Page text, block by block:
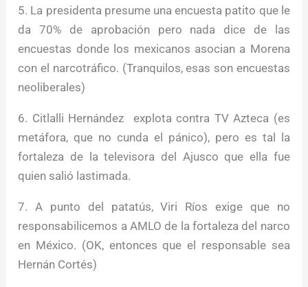
5. La presidenta presume una encuesta patito que le
da 70% de aprobación pero nada dice de las
encuestas donde los mexicanos asocian a Morena
con el narcotráfico. (Tranquilos, esas son encuestas
neoliberales)
6. Citlalli Hernández explota contra TV Azteca (es
metáfora, que no cunda el pánico), pero es tal la
fortaleza de la televisora del Ajusco que ella fue
quien salió lastimada.
7. A punto del patatús, Viri Ríos exige que no
responsabilicemos a AMLO de la fortaleza del narco
en México. (OK, entonces que el responsable sea
Hernán Cortés)